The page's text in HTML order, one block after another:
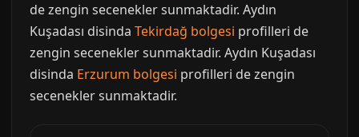
de zengin secenekler sunmaktadir. Aydın
Kuşadası disinda Tekirdağ bolgesi profilleri de
zengin secenekler sunmaktadir. Aydın Kuşadası
disinda Erzurum bolgesi profilleri de zengin
secenekler sunmaktadir.